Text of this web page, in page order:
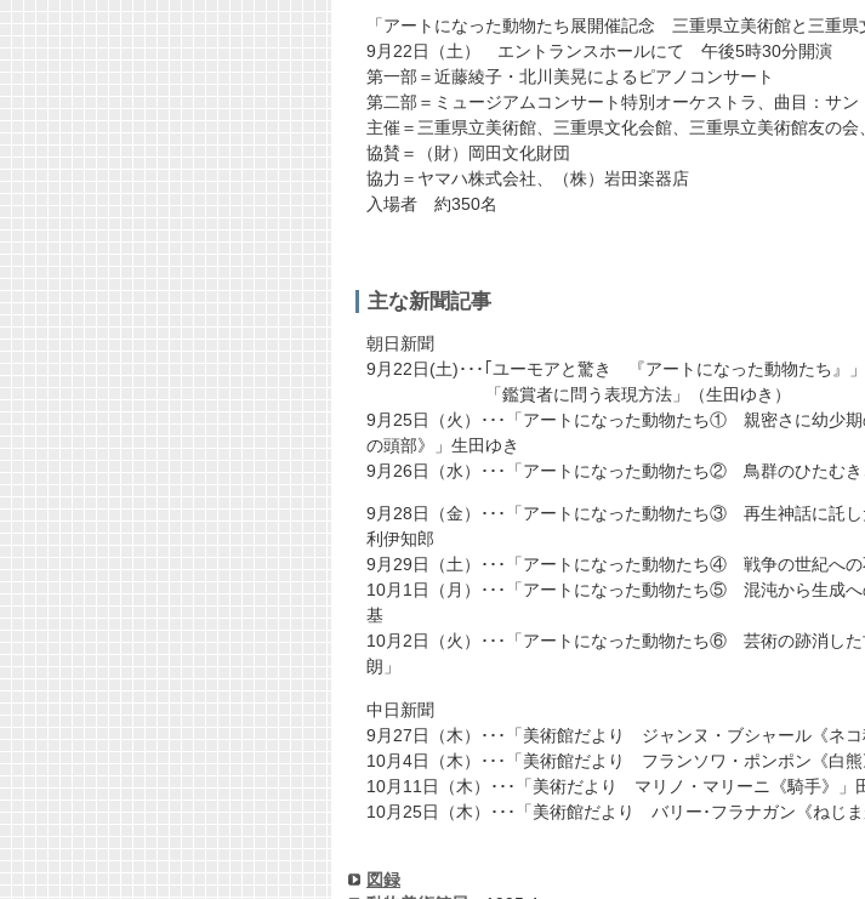
「アートになった動物たち展開催記念 三重県立美術館と三重県
9月22日（土） エントランスホールにて 午後5時30分開演
第一部＝近藤綾子・北川美晃によるピアノコンサート
第二部＝ミュージアムコンサート特別オーケストラ、曲目：サン
主催＝三重県立美術館、三重県文化会館、三重県立美術館友の
協賛＝（財）岡田文化財団
協力＝ヤマハ株式会社、（株）岩田楽器店
入場者 約350名
主な新聞記事
朝日新聞
9月22日(土)･･･｢ユーモアと驚き 『アートになった動物たち』」
「鑑賞者に問う表現方法」（生田ゆき）
9月25日（火）･･･「アートになった動物たち① 親密さに幼少
の頭部》」生田ゆき
9月26日（水）･･･「アートになった動物たち② 鳥群のひたむ
9月28日（金）･･･「アートになった動物たち③ 再生神話に託
利伊知郎
9月29日（土）･･･「アートになった動物たち④ 戦争の世紀へ
10月1日（月）･･･「アートになった動物たち⑤ 混沌から生成
基
10月2日（火）･･･「アートになった動物たち⑥ 芸術の跡消し
朗」
中日新聞
9月27日（木）･･･「美術館だより ジャンヌ・ブシャール《ネ
10月4日（木）･･･「美術館だより フランソワ・ポンポン《白熊
10月11日（木）･･･「美術だより マリノ・マリーニ《騎手》」
10月25日（木）･･･「美術館だより バリー･フラナガン《ねじ
図録